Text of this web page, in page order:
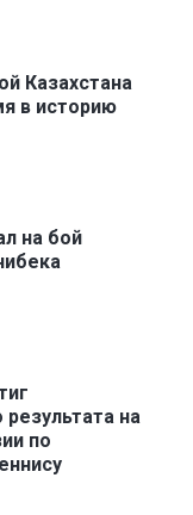
Казахстана
в историю
на бой
на
по